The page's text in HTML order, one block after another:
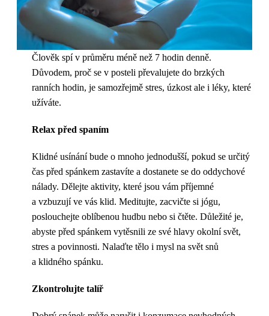
Člověk spí v průměru méně než 7 hodin denně.
Důvodem, proč se v posteli převalujete do brzkých
ranních hodin, je samozřejmě stres, úzkost ale i léky, které
užíváte.
Relax před spaním
Klidné usínání bude o mnoho jednodušší, pokud se určitý
čas před spánkem zastavíte a dostanete se do oddychové
nálady. Dělejte aktivity, které jsou vám příjemné
a vzbuzují ve vás klid. Meditujte, zacvičte si jógu,
poslouchejte oblíbenou hudbu nebo si čtěte. Důležité je,
abyste před spánkem vytěsnili ze své hlavy okolní svět,
stres a povinnosti. Nalaďte tělo i mysl na svět snů
a klidného spánku.
Zkontrolujte talíř